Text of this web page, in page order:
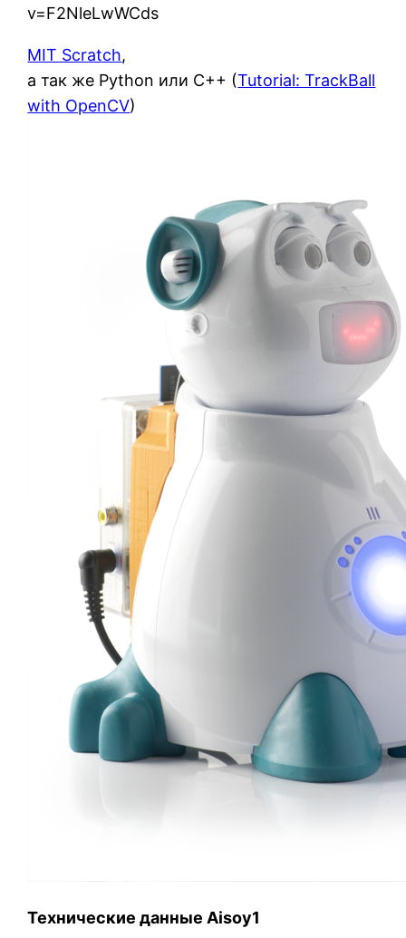
v=F2NleLwWCds
MIT Scratch,
а так же Python или C++ (Tutorial: TrackBall
with OpenCV)
Технические данные Aisoy1